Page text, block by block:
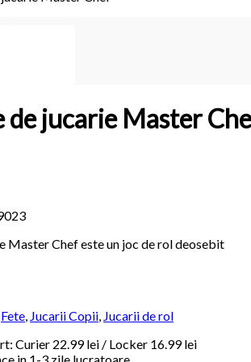
de jucarie Master
Master Chef este un joc de rol deosebit
Fete, Jucarii Copii, Jucarii de rol
Curier 22.99 lei / Locker 16.99 lei